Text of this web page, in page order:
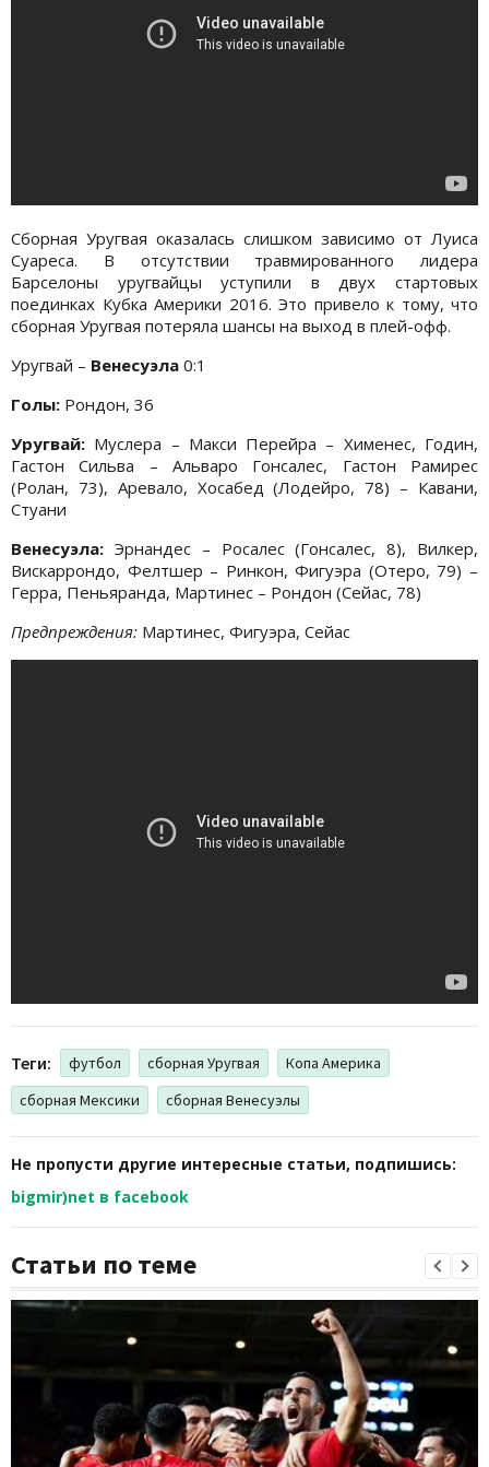
Сборная Уругвая оказалась слишком зависимо от Луиса
Суареса. В отсутствии травмированного лидера
Барселоны уругвайцы уступили в двух стартовых
поединках Кубка Америки 2016. Это привело к тому, что
сборная Уругвая потеряла шансы на выход в плей-офф.
Уругвай – Венесуэла 0:1
Голы: Рондон, 36
Уругвай: Муслера – Макси Перейра – Хименес, Годин,
Гастон Сильва – Альваро Гонсалес, Гастон Рамирес
(Ролан, 73), Аревало, Хосабед (Лодейро, 78) – Кавани,
Стуани
Венесуэла: Эрнандес – Росалес (Гонсалес, 8), Вилкер,
Вискаррондо, Фелтшер – Ринкон, Фигуэра (Отеро, 79) –
Герра, Пеньяранда, Мартинес – Рондон (Сейас, 78)
Предпреждения: Мартинес, Фигуэра, Сейас
Теги: футбол сборная Уругвая
Копа Америка
сборная Мексики
сборная Венесуэлы
Не пропусти другие интересные статьи, подпишись:
bigmir)net в facebook
Статьи по теме